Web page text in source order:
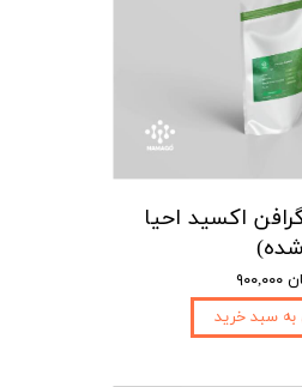
اکسید احیا
شده)
به سبد خرید